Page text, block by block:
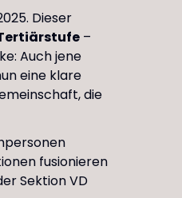
Dieser
–
Auch jene
eine klare
die
fusionieren
Sektion VD